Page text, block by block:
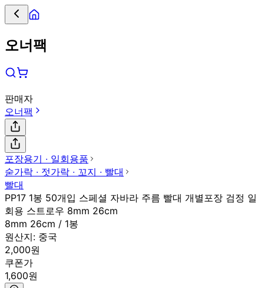
오너팩
판매자
오너팩
포장용기 ∙ 일회용품
숟가락 ∙ 젓가락 ∙ 꼬지 ∙ 빨대
빨대
PP17 1봉 50개입 스페셜 자바라 주름 빨대 개별포장 검정 일
회용 스트로우 8mm 26cm
8mm 26cm / 1봉
원산지: 중국
2,000원
쿠폰가
1,600원